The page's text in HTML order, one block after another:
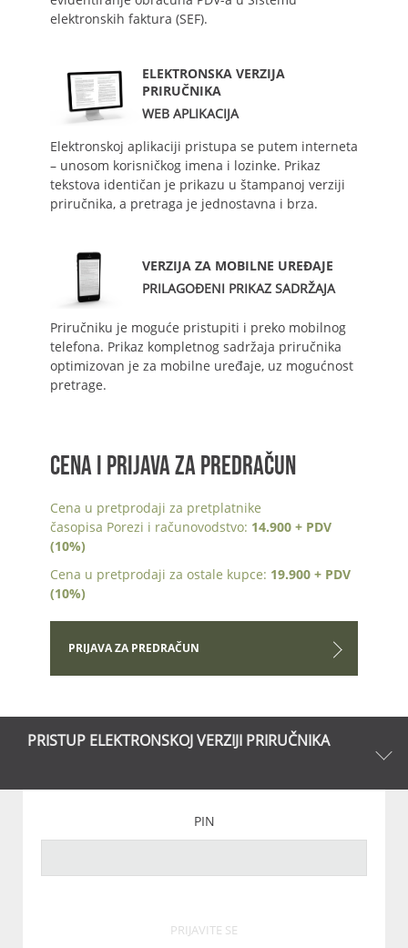
elektronskih faktura (SEF).
ELEKTRONSKA VERZIJA
PRIRUČNIKA
WEB APLIKACIJA
Elektronskoj aplikaciji pristupa se putem interneta
– unosom korisničkog imena i lozinke. Prikaz
tekstova identičan je prikazu u štampanoj verziji
priručnika, a pretraga je jednostavna i brza.
VERZIJA ZA MOBILNE UREĐAJE
PRILAGOĐENI PRIKAZ SADRŽAJA
Priručniku je moguće pristupiti i preko mobilnog
telefona. Prikaz kompletnog sadržaja priručnika
optimizovan je za mobilne uređaje, uz mogućnost
pretrage.
CENA I PRIJAVA ZA PREDRAČUN
Cena u pretprodaji za pretplatnike
časopisa Porezi i računovodstvo: 14.900 + PDV
(10%)
Cena u pretprodaji za ostale kupce: 19.900 + PDV
(10%)
PRIJAVA ZA PREDRAČUN
PRISTUP ELEKTRONSKOJ VERZIJI PRIRUČNIKA
PIN
PRIJAVITE SE